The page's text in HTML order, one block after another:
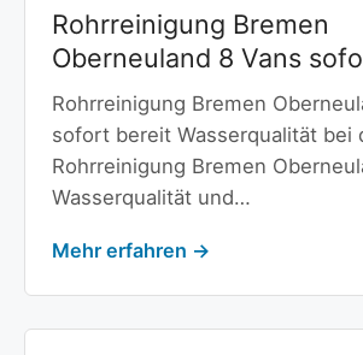
Rohrreinigung Bremen
Oberneuland 8 Vans
Rohrreinigung Bremen
sofort bereit Wasserqualität bei
Rohrreinigung Bremen
Wasserqualität und…
Mehr erfahren →